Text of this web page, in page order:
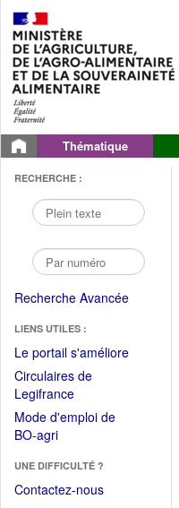
Thématique
RECHERCHE :
Recherche Avancée
LIENS UTILES :
Le portail s'améliore(Fichier
Circulaires de
Legifrance(Ouvrir
dans
une
fenêtre)
Mode d'emploi de
BO-agri(Ouvrir
une
nouvelle
UNE DIFFICULTÉ ?
Contactez-nous